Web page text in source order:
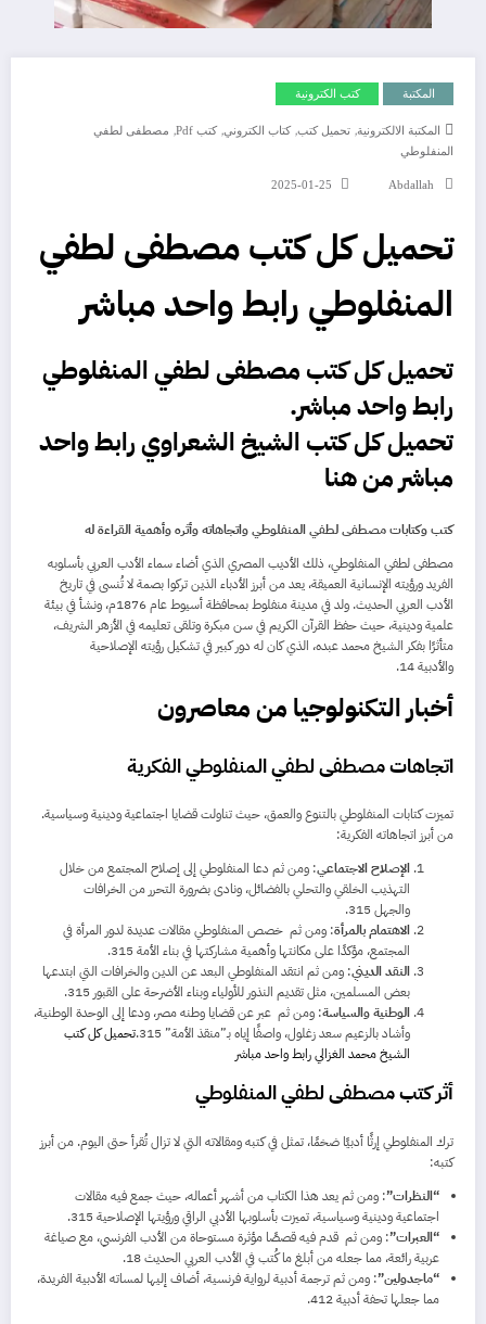
المكتبة كتب الكترونية
المكتبة الالكترونية, تحميل كتب,كتاب الكتروني,كتب Pdf , مصطفى لطفي
المنفلوطي
Abdallah
2025-01-25
تحميل كل كتب مصطفى لطفي
المنفلوطي رابط واحد مباشر
تحميل كل كتب مصطفى لطفي المنفلوطي
رابط واحد مباشر.
تحميل كل كتب الشيخ الشعراوي رابط واحد
مباشر من هنا
كتب وكتابات مصطفى لطفي المنفلوطي واتجاهاته وأثره وأهمية القراءة له
مصطفى لطفي المنفلوطي، ذلك الأديب المصري الذي أضاء سماء الأدب العربي بأسلوبه
الفريد ورؤيته الإنسانية العميقة، يعد من أبرز الأدباء الذين تركوا بصمة لا تُنسى في تاريخ
الأدب العربي الحديث. ولد في مدينة منفلوط بمحافظة أسيوط عام 1876م، ونشأ في بيئة
علمية ودينية، حيث حفظ القرآن الكريم في سن مبكرة وتلقى تعليمه في الأزهر الشريف،
متأثرًا بفكر الشيخ محمد عبده، الذي كان له دور كبير في تشكيل رؤيته الإصلاحية
والأدبية 14
.
أخبار التكنولوجيا منمعاصرون
اتجاهات مصطفى لطفي المنفلوطي الفكرية
تميزت كتابات المنفلوطي بالتنوع والعمق، حيث تناولت قضايا اجتماعية ودينية وسياسية.
من أبرز اتجاهاته الفكرية:
الإصلاح الاجتماعي: ومن ثم دعا المنفلوطي إلى إصلاح المجتمع من خلال
التهذيب الخلقي والتحلي بالفضائل، ونادى بضرورة التحرر من الخرافات
والجهل
315
.
الاهتمام بالمرأة: ومن ثم خصص المنفلوطي مقالات عديدة لدور المرأة في
المجتمع، مؤكدًا على مكانتها وأهمية مشاركتها في بناء الأمة
315
.
النقد الديني: ومن ثم انتقد المنفلوطي البعد عن الدين والخرافات التي ابتدعها
بعض المسلمين، مثل تقديم النذور للأولياء وبناء الأضرحة على القبور
315
.
الوطنية والسياسة: ومن ثم عبر عن قضايا وطنه مصر، ودعا إلى الوحدة الوطنية،
وأشاد بالزعيم سعد زغلول، واصفًا إياه بـ”منقذ الأمة”
315
.تحميل كل كتب
الشيخ محمد الغزالي رابط واحد مباشر
أثر كتب مصطفى لطفي المنفلوطي
ترك المنفلوطي إرثًا أدبيًا ضخمًا، تمثل في كتبه ومقالاته التي لا تزال تُقرأ حتى اليوم. من أبرز
كتبه:
“النظرات”: ومن ثم يعد هذا الكتاب من أشهر أعماله، حيث جمع فيه مقالات
اجتماعية ودينية وسياسية، تميزت بأسلوبها الأدبي الراقي ورؤيتها الإصلاحية
315
.
“العبرات”: ومن ثم قدم فيه قصصًا مؤثرة مستوحاة من الأدب الفرنسي، مع صياغة
عربية رائعة، مما جعله من أبلغ ما كُتب في الأدب العربي الحديث 18
.
“ماجدولين”: ومن ثم ترجمة أدبية لرواية فرنسية، أضاف إليها لمساته الأدبية الفريدة،
مما جعلها تحفة أدبية
412
.